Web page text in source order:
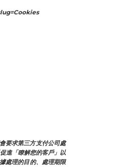
要求第三方支付公司處
進「瞭解您的客戶」以
處理的目的、處理期限